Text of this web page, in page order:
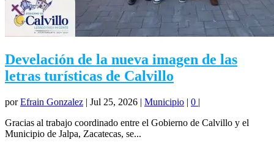
Develación de la nueva imagen de las
letras turísticas de Calvillo
porEfrain Gonzalez | Jul 25, 2026 | Municipio | 0 |
Gracias al trabajo coordinado entre el Gobierno de Calvillo y el
Municipio de Jalpa, Zacatecas, se...